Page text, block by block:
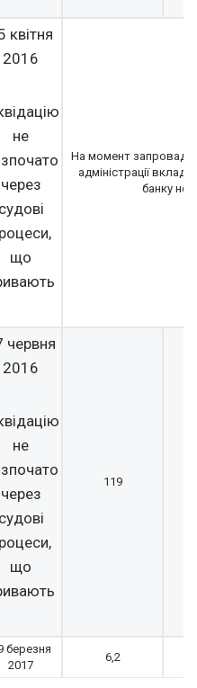
квітня
2016
не
через
судові
що
На момент
адміністрації
банку не
червня
2016
не
через
судові
що
119
березня
2017
6,2